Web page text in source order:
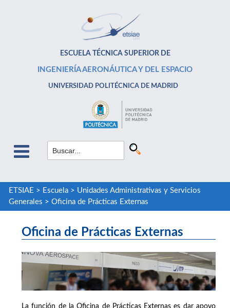
ESCUELA TÉCNICA SUPERIOR DE
INGENIERÍA AERONÁUTICA Y DEL ESPACIO
UNIVERSIDAD POLITÉCNICA DE MADRID
ETSIAE > Escuela> Unidades Administrativas y Servicios
Generales > Oficina de Prácticas Externas
Oficina de Prácticas Externas